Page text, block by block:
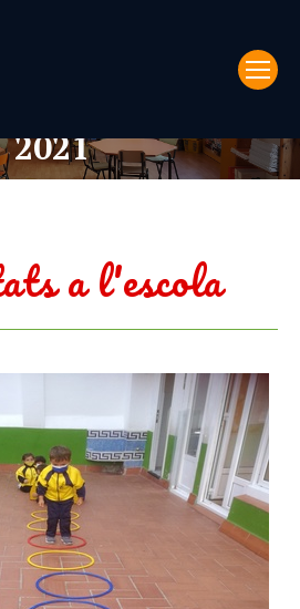
l’Escola 2020-
2021
a l'escola